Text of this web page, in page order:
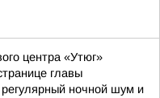
центра «Утюг»
главы
ночной шум и